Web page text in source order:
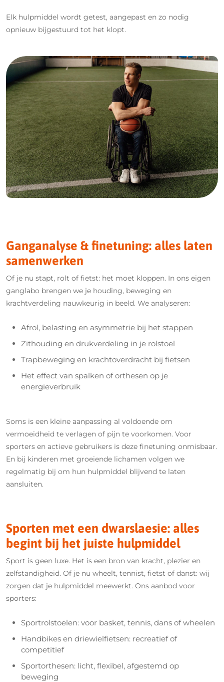
Elk hulpmiddel wordt getest, aangepast en zo nodig
opnieuw bijgestuurd tot het klopt.
Ganganalyse & finetuning: alles laten
samenwerken
Of je nu stapt, rolt of fietst: het moet kloppen. In ons eigen
ganglabo brengen we je houding, beweging en
krachtverdeling nauwkeurig in beeld. We analyseren:
Afrol, belasting en asymmetrie bij het stappen
Zithouding en drukverdeling in je rolstoel
Trapbeweging en krachtoverdracht bij fietsen
Het effect van spalken of orthesen op je
energieverbruik
Soms is een kleine aanpassing al voldoende om
vermoeidheid te verlagen of pijn te voorkomen. Voor
sporters en actieve gebruikers is deze finetuning onmisbaar.
En bij kinderen met groeiende lichamen volgen we
regelmatig bij om hun hulpmiddel blijvend te laten
aansluiten.
Sporten met een dwarslaesie: alles
begint bij het juiste hulpmiddel
Sport is geen luxe. Het is een bron van kracht, plezier en
zelfstandigheid. Of je nu wheelt, tennist, fietst of danst: wij
zorgen dat je hulpmiddel meewerkt. Ons aanbod voor
sporters:
Sportrolstoelen: voor basket, tennis, dans of wheelen
Handbikes en driewielfietsen: recreatief of
competitief
Sportorthesen: licht, flexibel, afgestemd op
beweging